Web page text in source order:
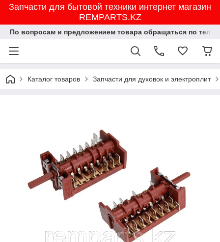
Запчасти для бытовой техники интернет магазин
REMPARTS.KZ
По вопросам и предложением товара обращаться по
Каталог товаров Запчасти для духовок и электроплит